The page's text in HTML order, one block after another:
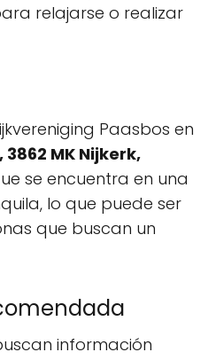
relajarse o realizar
Paasbos en
MK Nijkerk,
se encuentra en una
lo que puede ser
que buscan un
información